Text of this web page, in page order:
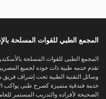
المجمع الطبي للقوات المسلحة
المجمع الطبى للقوات المسلحة
تقدم خدمه طبية ذات جوده لجميع المصريين
وسائل التقنية الطبية تحت إشراف فريق
خدمة فندقية متميزة كصرح طبى يواكب
الصحيحة لأفراده والتدريب المستمر